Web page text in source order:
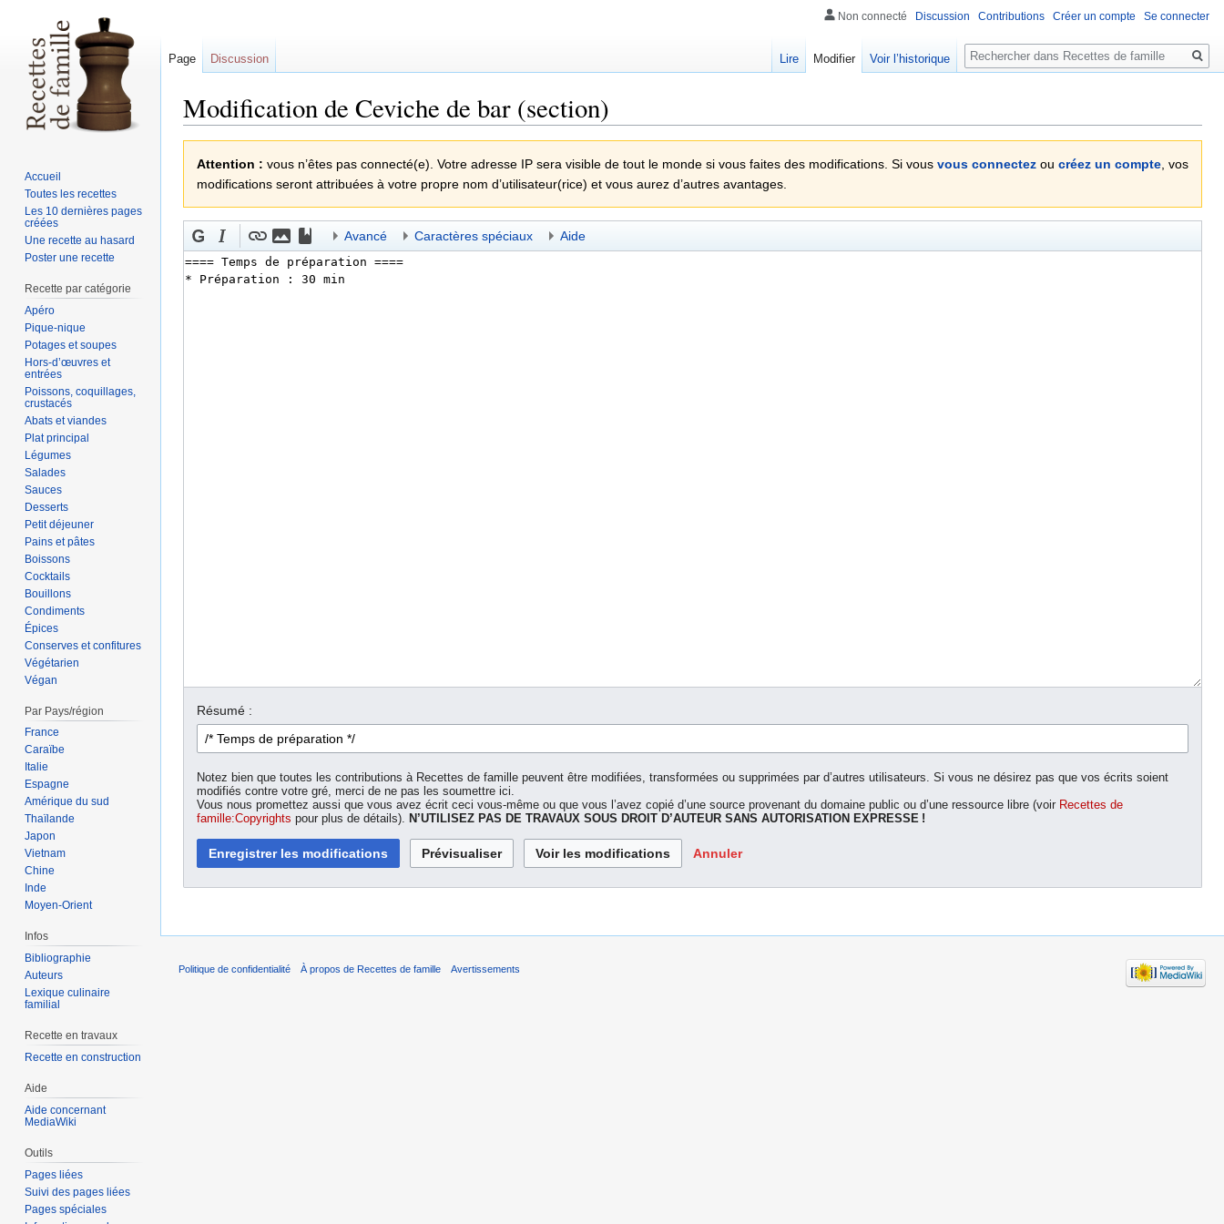
Modification de Ceviche de bar (section)
navigation
recherche
Attention : vous n’êtes pas connecté(e). Votre adresse IP sera visible de tout le monde si vous faites des modifications. Si vous vous connectez ou créez un compte, vos
modifications seront attribuées à votre propre nom d’utilisateur(rice) et vous aurez d’autres avantages.
Avancé Caractères spéciaux Aide
Résumé :
Notez bien que toutes les contributions à Recettes de famille peuvent être modifiées, transformées ou supprimées par d’autres utilisateurs. Si vous ne désirez pas que vos écrits soient
modifiés contre votre gré, merci de ne pas les soumettre ici.
Vous nous promettez aussi que vous avez écrit ceci vous-même ou que vous l’avez copié d’une source provenant du domaine public ou d’une ressource libre (voir Recettes de
famille:Copyrights pour plus de détails). N’UTILISEZ PAS DE TRAVAUX SOUS DROIT D’AUTEUR SANS AUTORISATION EXPRESSE !
Annuler
Non connecté Discussion Contributions Créer un compte Se connecter
Page Discussion Lire Modifier Voir l’historique
Rechercher
Accueil
Toutes les recettes
Les 10 dernières pages
créées
Une recette au hasard
Poster une recette
Recette par catégorie
Apéro
Pique-nique
Potages et soupes
Hors-d’œuvres et
entrées
Poissons, coquillages,
crustacés
Abats et viandes
Plat principal
Légumes
Salades
Sauces
Desserts
Petit déjeuner
Pains et pâtes
Boissons
Cocktails
Bouillons
Condiments
Épices
Conserves et confitures
Végétarien
Végan
Par Pays/région
France
Caraïbe
Italie
Espagne
Amérique du sud
Thaïlande
Japon
Vietnam
Chine
Inde
Moyen-Orient
Infos
Bibliographie
Auteurs
Lexique culinaire
familial
Recette en travaux
Recette en construction
Aide
Aide concernant
MediaWiki
Outils
Pages liées
Suivi des pages liées
Pages spéciales
Politique de confidentialité À propos de Recettes de famille Avertissements